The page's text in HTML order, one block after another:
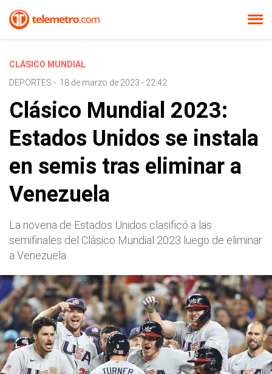
CLÁSICO MUNDIAL
DEPORTES - 18 de marzo de 2023 - 22:42
Clásico Mundial 2023:
Estados Unidos se instala
en semis tras eliminar a
Venezuela
La novena de Estados Unidos clasificó a las
semifinales del Clásico Mundial 2023 luego de eliminar
a Venezuela.